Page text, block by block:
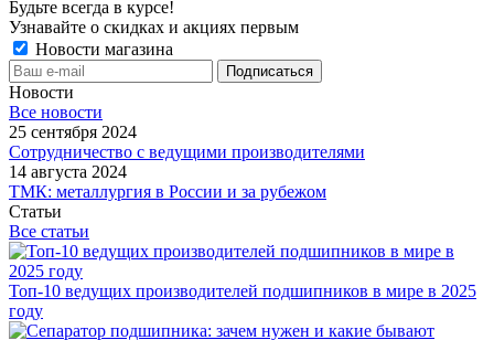
Будьте всегда в курсе!
Узнавайте о скидках и акциях первым
Новости магазина
Новости
Все новости
25 сентября 2024
Сотрудничество с ведущими производителями
14 августа 2024
ТМК: металлургия в России и за рубежом
Статьи
Все статьи
Топ-10 ведущих производителей подшипников в мире в 2025
году